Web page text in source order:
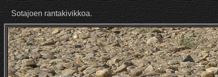
Sotajoen rantakivikkoa.